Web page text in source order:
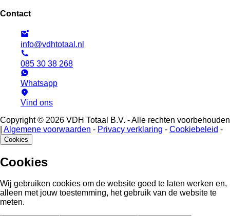
Contact
info@vdhtotaal.nl
085 30 38 268
Whatsapp
Vind ons
Copyright © 2026 VDH Totaal B.V. - Alle rechten voorbehouden
Algemene voorwaarden - Privacy verklaring - Cookiebeleid -
Cookies
Cookies
Wij gebruiken cookies om de website goed te laten werken en,
alleen met jouw toestemming, het gebruik van de website te
meten.